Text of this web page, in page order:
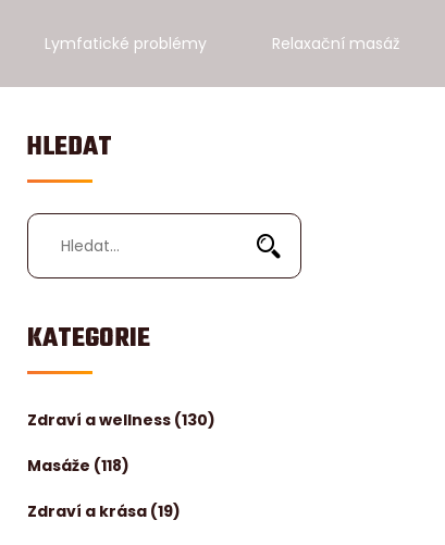
Lymfatické problémy Relaxační masáž
HLEDAT
KATEGORIE
Zdraví a wellness (130)
Masáže (118)
Zdraví a krása (19)